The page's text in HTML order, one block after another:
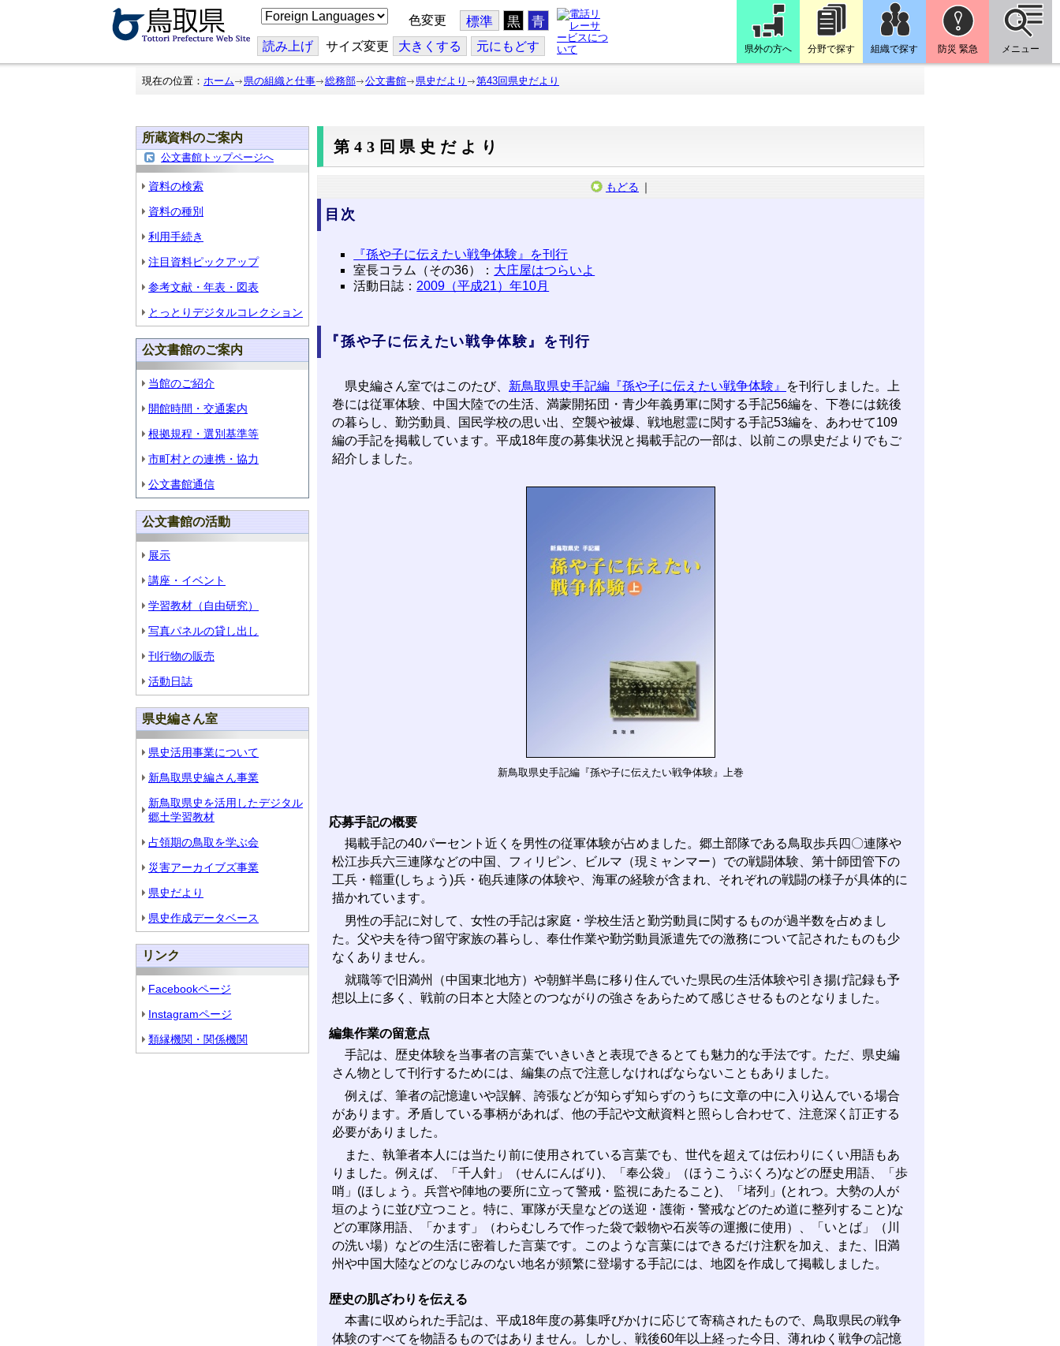
こ
の
ジ
を
翻
色変更 標準 黒 青
読み上げ サイズ変更 大きくする 元にもどす 県外の方へ 分野で探す 組織で探す 防災 緊急 メニュー
現在の位置： ホーム 県の組織と仕事 総務部 公文書館 県史だより 第43回県史だより
所蔵資料のご案内
公文書館トップページへ
資料の検索
資料の種別
利用手続き
注目資料ピックアップ
参考文献・年表・図表
とっとりデジタルコレクション
公文書館のご案内
当館のご紹介
開館時間・交通案内
根拠規程・選別基準等
市町村との連携・協力
公文書館通信
公文書館の活動
展示
講座・イベント
学習教材（自由研究）
写真パネルの貸し出し
刊行物の販売
活動日誌
県史編さん室
県史活用事業について
新鳥取県史編さん事業
新鳥取県史を活用したデジタル
郷土学習教材
占領期の鳥取を学ぶ会
災害アーカイブズ事業
県史だより
県史作成データベース
リンク
Facebookページ
Instagramページ
類縁機関・関係機関
第43回県史だより
もどる ｜
目次
『孫や子に伝えたい戦争体験』を刊行
室長コラム（その36）： 大庄屋はつらいよ
活動日誌： 2009（平成21）年10月
『孫や子に伝えたい戦争体験』を刊行
県史編さん室ではこのたび、 新鳥取県史手記編『孫や子に伝えたい戦争体験』
を刊行しました。上
巻には従軍体験、中国大陸での生活、満蒙開拓団・青少年義勇軍に関する手記56編を、下巻には銃後
の暮らし、勤労動員、国民学校の思い出、空襲や被爆、戦地慰霊に関する手記53編を、あわせて109
編の手記を掲載しています。平成18年度の募集状況と掲載手記の一部は、以前この県史だよりでもご
紹介しました。
新鳥取県史手記編『孫や子に伝えたい戦争体験』上巻
応募手記の概要
掲載手記の40パーセント近くを男性の従軍体験が占めました。郷土部隊である鳥取歩兵四〇連隊や
松江歩兵六三連隊などの中国、フィリピン、ビルマ（現ミャンマー）での戦闘体験、第十師団管下の
工兵・輜重(しちょう)兵・砲兵連隊の体験や、海軍の経験が含まれ、それぞれの戦闘の様子が具体的に
描かれています。
男性の手記に対して、女性の手記は家庭・学校生活と勤労動員に関するものが過半数を占めまし
た。父や夫を待つ留守家族の暮らし、奉仕作業や勤労動員派遣先での激務について記されたものも少
なくありません。
就職等で旧満州（中国東北地方）や朝鮮半島に移り住んでいた県民の生活体験や引き揚げ記録も予
想以上に多く、戦前の日本と大陸とのつながりの強さをあらためて感じさせるものとなりました。
編集作業の留意点
手記は、歴史体験を当事者の言葉でいきいきと表現できるとても魅力的な手法です。ただ、県史編
さん物として刊行するためには、編集の点で注意しなければならないこともありました。
例えば、筆者の記憶違いや誤解、誇張などが知らず知らずのうちに文章の中に入り込んでいる場合
があります。矛盾している事柄があれば、他の手記や文献資料と照らし合わせて、注意深く訂正する
必要がありました。
また、執筆者本人には当たり前に使用されている言葉でも、世代を超えては伝わりにくい用語もあ
りました。例えば、「千人針」（せんにんばり)、「奉公袋」（ほうこうぶくろ)などの歴史用語、「歩
哨」(ほしょう。兵営や陣地の要所に立って警戒・監視にあたること)、「堵列」(とれつ。大勢の人が
垣のように並び立つこと。特に、軍隊が天皇などの送迎・護衛・警戒などのため道に整列すること)な
どの軍隊用語、「かます」（わらむしろで作った袋で穀物や石炭等の運搬に使用）、「いとば」（川
の洗い場）などの生活に密着した言葉です。このような言葉にはできるだけ注釈を加え、また、旧満
州や中国大陸などのなじみのない地名が頻繁に登場する手記には、地図を作成して掲載しました。
歴史の肌ざわりを伝える
本書に収められた手記は、平成18年度の募集呼びかけに応じて寄稿されたもので、鳥取県民の戦争
体験のすべてを物語るものではありません。しかし、戦後60年以上経った今日、薄れゆく戦争の記憶